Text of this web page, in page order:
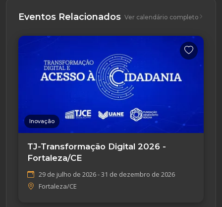
Eventos Relacionados Ver calendário completo
Inovação
TJ-Transformação Digital 2026 -
Fortaleza/CE
29 de julho de 2026 - 31 de dezembro de 2026
Fortaleza/CE